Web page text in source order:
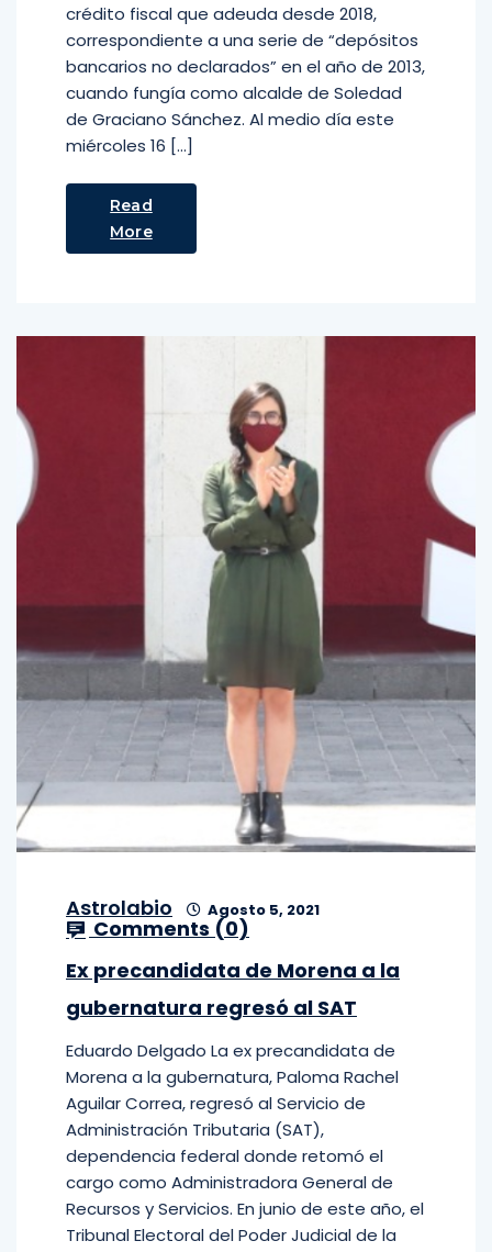
crédito fiscal que adeuda desde 2018,
correspondiente a una serie de “depósitos
bancarios no declarados” en el año de 2013,
cuando fungía como alcalde de Soledad
de Graciano Sánchez. Al medio día este
miércoles 16 […]
Read
More
Astrolabio Agosto 5, 2021
Comments (0)
Ex precandidata de Morena a la
gubernatura regresó al SAT
Eduardo Delgado La ex precandidata de
Morena a la gubernatura, Paloma Rachel
Aguilar Correa, regresó al Servicio de
Administración Tributaria (SAT),
dependencia federal donde retomó el
cargo como Administradora General de
Recursos y Servicios. En junio de este año, el
Tribunal Electoral del Poder Judicial de la